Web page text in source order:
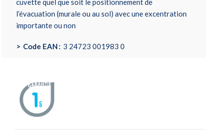
cuvette quel que soit le positionnement de
l’évacuation (murale ou au sol) avec une excentration
importante ou non
Code EAN 3 24723 001983 0